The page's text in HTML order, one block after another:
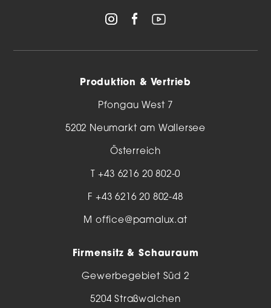
Produktion & Vertrieb
Pfongau West 7
5202 Neumarkt am Wallersee
Österreich
T+43 6216 20 802-0
F +43 6216 20 802-48
M office@pamalux.at
Firmensitz & Schauraum
Gewerbegebiet Süd 2
5204 Straßwalchen